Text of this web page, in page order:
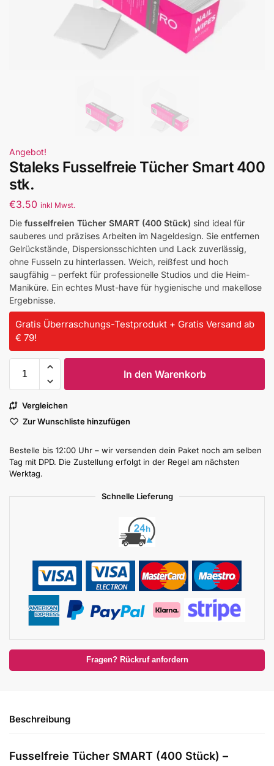
Angebot!
Staleks Fusselfreie Tücher Smart 400
stk.
€3.50 inkl Mwst.
Die fusselfreien Tücher SMART (400 Stück) sind ideal für
sauberes und präzises Arbeiten im Nageldesign. Sie entfernen
Gelrückstände, Dispersionsschichten und Lack zuverlässig,
ohne Fusseln zu hinterlassen. Weich, reißfest und hoch
saugfähig – perfekt für professionelle Studios und die Heim-
Maniküre. Ein echtes Must-have für hygienische und makellose
Ergebnisse.
Gratis Überraschungs-Testprodukt + Gratis Versand ab
€ 79!
In den Warenkorb
Vergleichen
Zur Wunschliste hinzufügen
Bestelle bis 12:00 Uhr – wir versenden dein Paket noch am selben
Tag mit DPD. Die Zustellung erfolgt in der Regel am nächsten
Werktag.
Schnelle Lieferung
Fragen? Rückruf anfordern
Beschreibung
Fusselfreie Tücher SMART (400 Stück) –